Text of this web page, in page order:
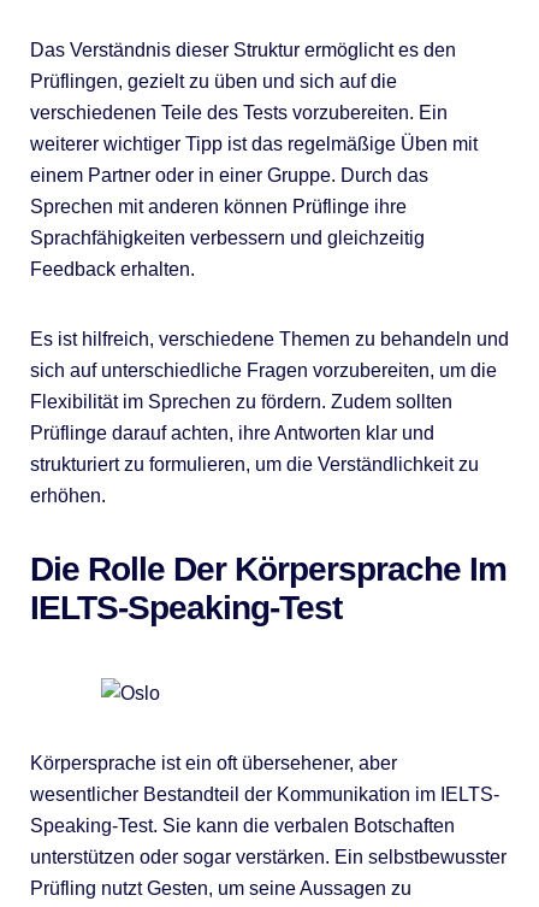
Das Verständnis dieser Struktur ermöglicht es den
Prüflingen, gezielt zu üben und sich auf die
verschiedenen Teile des Tests vorzubereiten. Ein
weiterer wichtiger Tipp ist das regelmäßige Üben mit
einem Partner oder in einer Gruppe. Durch das
Sprechen mit anderen können Prüflinge ihre
Sprachfähigkeiten verbessern und gleichzeitig
Feedback erhalten.
Es ist hilfreich, verschiedene Themen zu behandeln und
sich auf unterschiedliche Fragen vorzubereiten, um die
Flexibilität im Sprechen zu fördern. Zudem sollten
Prüflinge darauf achten, ihre Antworten klar und
strukturiert zu formulieren, um die Verständlichkeit zu
erhöhen.
Die Rolle Der Körpersprache Im
IELTS-Speaking-Test
Körpersprache ist ein oft übersehener, aber
wesentlicher Bestandteil der Kommunikation im IELTS-
Speaking-Test. Sie kann die verbalen Botschaften
unterstützen oder sogar verstärken. Ein selbstbewusster
Prüfling nutzt Gesten, um seine Aussagen zu